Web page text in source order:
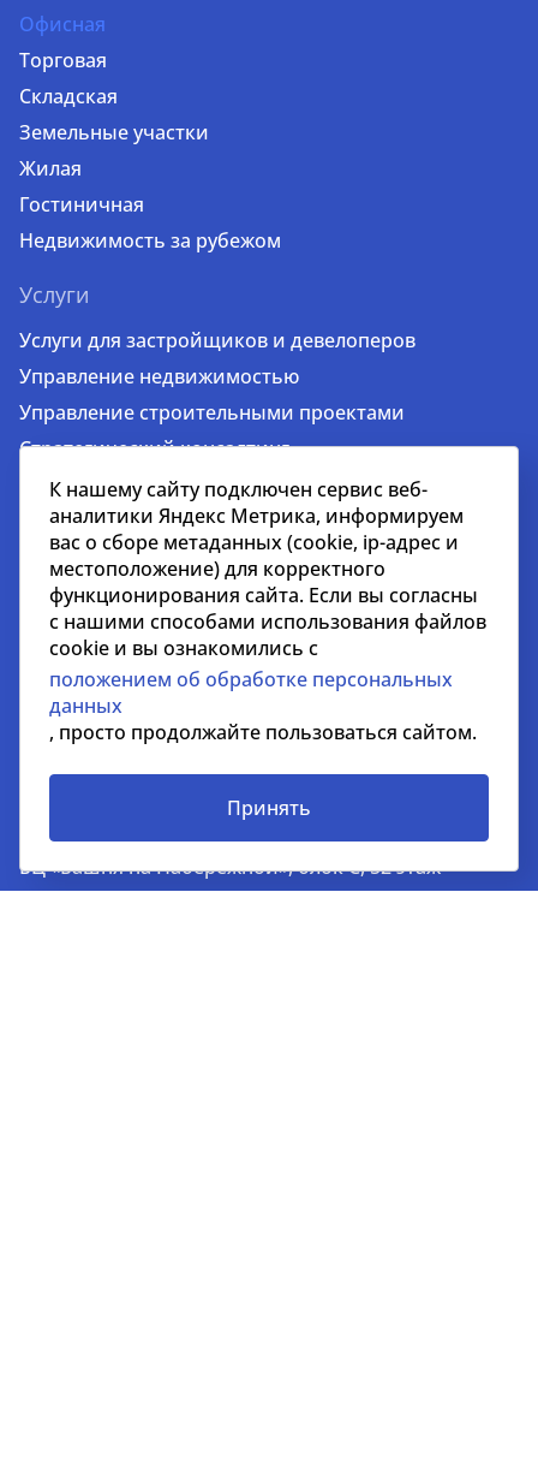
Офисная
Торговая
Складская
Земельные участки
Жилая
Гостиничная
Недвижимость за рубежом
Услуги
Услуги для застройщиков и девелоперов
Управление недвижимостью
Управление строительными проектами
Стратегический консалтинг
Оценка недвижимости и бизнеса
Инвестиции
Аренда недвижимости
Продажа недвижимости
Представление интересов арендаторов
Маркетинг
123112, Пресненская наб., 10.
БЦ «Башня на Набережной», блок С, 52 этаж
К нашему сайту подключен сервис веб-
аналитики Яндекс Метрика, информируем
вас о сборе метаданных (cookie, ip-адрес и
местоположение) для корректного
функционирования сайта. Если вы согласны
с нашими способами использования файлов
cookie и вы ознакомились с
положением об обработке персональных
данных
, просто продолжайте пользоваться сайтом.
Принять